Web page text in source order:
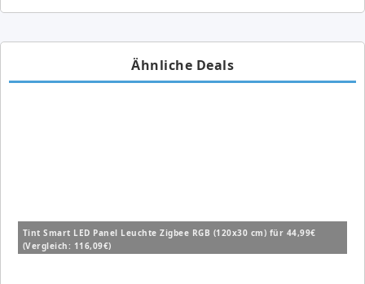
Ähnliche Deals
Tint Smart LED Panel Leuchte Zigbee RGB (120x30 cm) für 44,99€
(Vergleich: 116,09€)